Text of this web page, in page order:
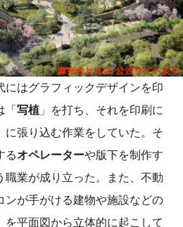
はグラフィックデザインを印
写植 」を打ち、それを印刷に
に張り込む作業をしていた。そ
るオペレーターや版下を制作す
職業が成り立った。また、不動
ンが手がける建物や施設などの
を平面図から立体的に起こして